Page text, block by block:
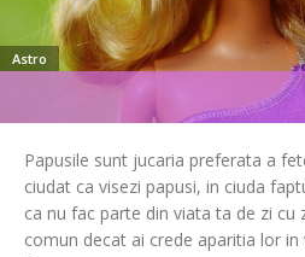
Astro
Papusile sunt jucaria preferata a
ciudat ca visezi papusi, in ciuda
ca nu fac parte din viata ta de zi cu
comun decat ai crede aparitia lor in